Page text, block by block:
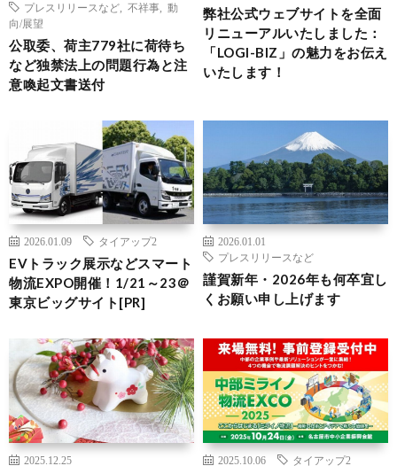
プレスリリースなど
不祥事
動
向/展望
公取委、荷主779社に荷待ち
など独禁法上の問題行為と注
意喚起文書送付
弊社公式ウェブサイトを全面
リニューアルいたしました：
「LOGI-BIZ」の魅力をお伝え
いたします！
2026.01.09 タイアップ2
EVトラック展示などスマート
物流EXPO開催！1/21～23＠
東京ビッグサイト[PR]
2026.01.01
プレスリリースなど
謹賀新年・2026年も何卒宜し
くお願い申し上げます
2025.12.25
2025.10.06 タイアップ2